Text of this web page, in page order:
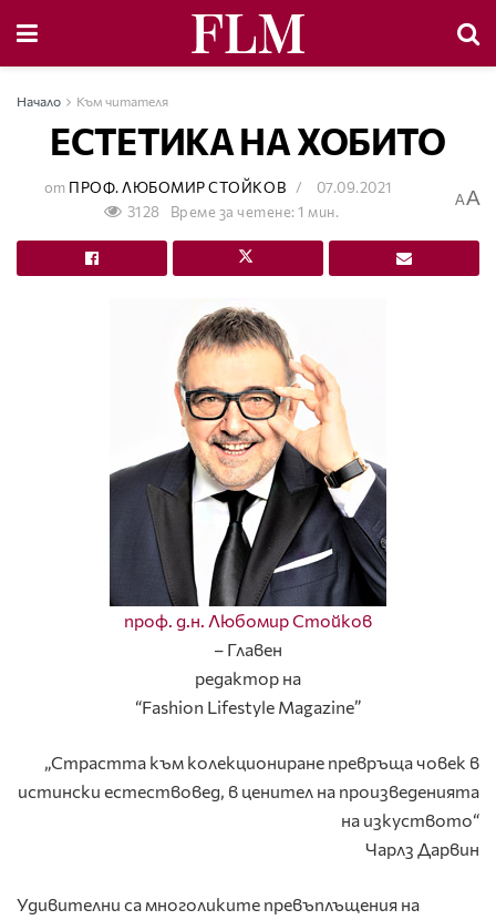
Начало Към читателя
ЕСТЕТИКА НА ХОБИТО
от ПРОФ. ЛЮБОМИР СТОЙКОВ
07.09.2021
3128
Време за четене: 1 мин.
AA
проф. д.н. Любомир Стойков
– Главен
редактор на
“Fashion Lifestyle Magazine”
„Страстта към колекциониране превръща човек в
истински естествовед, в ценител на произведенията
на изкуството“
Чарлз Дарвин
Удивителни са многоликите превъплъщения на